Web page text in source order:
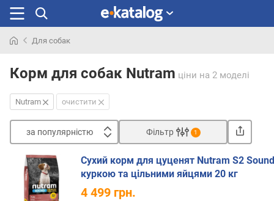
раніше
Для собак
Корм для собак Nutram ціни на 2 моделі
Nutram очистити
за популярністю
з
а
п
Фільтр 1
Сухий корм для цуценят Nutram S2
куркою та цільними яйцями 20 кг
4 499 грн.